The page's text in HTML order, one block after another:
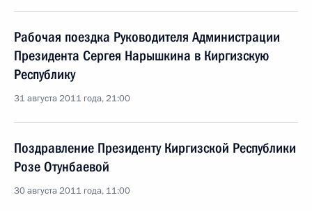
Рабочая поездка Руководителя Администрации
Президента Сергея Нарышкина в Киргизскую
Республику
31 августа 2011 года, 21:00
Поздравление Президенту Киргизской Республики
Розе Отунбаевой
30 августа 2011 года, 11:00